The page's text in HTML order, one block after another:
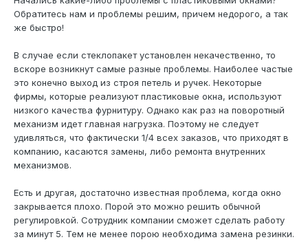
Обратитесь нам и проблемы решим, причем недорого, а так
же быстро!
В случае если стеклопакет установлен некачественно, то
вскоре возникнут самые разные проблемы. Наиболее частые
это конечно выход из строя петель и ручек. Некоторые
фирмы, которые реализуют пластиковые окна, используют
низкого качества фурнитуру. Однако как раз на поворотный
механизм идет главная нагрузка. Поэтому не следует
удивляться, что фактически 1/4 всех заказов, что приходят в
компанию, касаются замены, либо ремонта внутренних
механизмов.
Есть и другая, достаточно известная проблема, когда окно
закрывается плохо. Порой это можно решить обычной
регулировкой. Сотрудник компании сможет сделать работу
за минут 5. Тем не менее порою необходима замена резинки.